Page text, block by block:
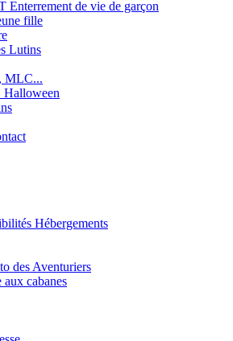
Enterrement de vie de garçon
fille
Lutins
MLC...
Halloween
Hébergements
des Aventuriers
cabanes